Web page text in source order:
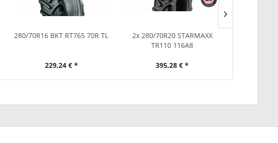
280/70R16 BKT RT765 70R TL
229,24 € *
2x 280/70R20 STARMAXX
TR110 116A8
395,28 € *